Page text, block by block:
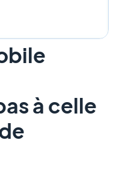
à celle